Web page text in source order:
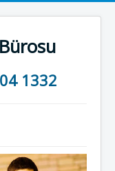
1332